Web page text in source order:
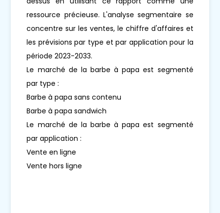
ressource précieuse. L'analyse segmentaire se
concentre sur les ventes, le chiffre d'affaires et
les prévisions par type et par application pour la
période 2023-2033.
Le marché de la barbe à papa est segmenté
par type :
Barbe à papa sans contenu
Barbe à papa sandwich
Le marché de la barbe à papa est segmenté
par application :
Vente en ligne
Vente hors ligne